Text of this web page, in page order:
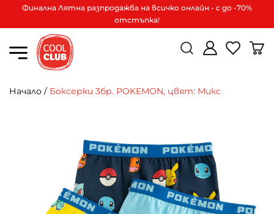
Финална Лятна разпродажба на всичко онлайн - с до -70%
отстъпка!
Начало / Боксерки 3бр. POKEMON, цвят: Микс